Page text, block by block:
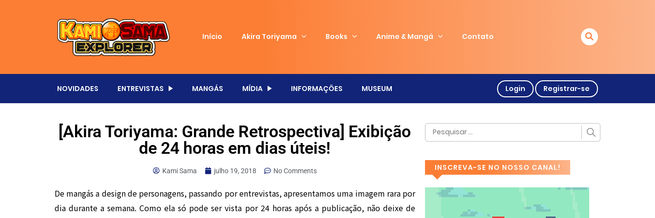
Início Akira Toriyama Books Anime & Mangá Contato
NOVIDADES ENTREVISTAS MANGÁS MÍDIA INFORMAÇÕES MUSEUM Login Registrar-se
[Akira Toriyama: Grande Retrospectiva] Exibição
de 24 horas em dias úteis!
Kami Sama julho 19, 2018 No Comments
De mangás a design de personagens, passando por entrevistas, apresentamos uma imagem rara por
dia durante a semana. Como ela só pode ser vista por 24 horas após a publicação, não deixe de
INSCREVA-SE NO NOSSO CANAL!